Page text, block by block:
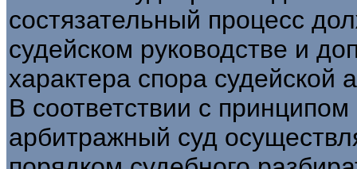
состязательный процесс
судейском руководстве и
характера спора судейской
В соответствии с принципом
арбитражный суд